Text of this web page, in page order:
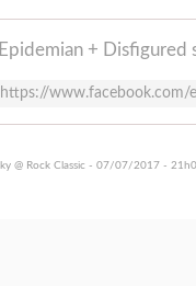
Epidemian + Disfigured
https://